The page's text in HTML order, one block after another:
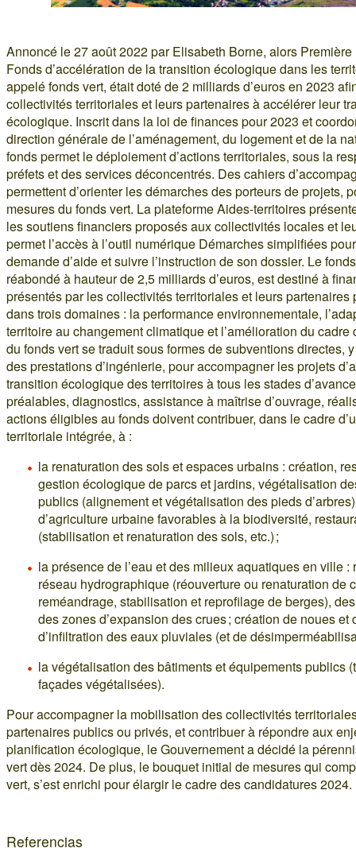
Annoncé le 27 août 2022 par Elisabeth Borne, alors
Fonds d’accélération de la transition écologique dans les
appelé fonds vert, était doté de 2 milliards d’euros en 2023
collectivités territoriales et leurs partenaires à accélérer leur
écologique. Inscrit dans la loi de finances pour 2023 et
direction générale de l’aménagement, du logement et de la
fonds permet le déploiement d’actions territoriales, sous la
préfets et des services déconcentrés. Des cahiers
permettent d’orienter les démarches des porteurs de projets,
mesures du fonds vert. La plateforme Aides-territoires
les soutiens financiers proposés aux collectivités locales et
permet l’accès à l’outil numérique Démarches simplifiées
demande d’aide et suivre l’instruction de son dossier. Le
réabondé à hauteur de 2,5 milliards d’euros, est destiné à
présentés par les collectivités territoriales et leurs partenaires
dans trois domaines : la performance environnementale,
territoire au changement climatique et l’amélioration du cadre
du fonds vert se traduit sous formes de subventions directes,
des prestations d’ingénierie, pour accompagner les projets
transition écologique des territoires à tous les stades
préalables, diagnostics, assistance à maîtrise d’ouvrage,
actions éligibles au fonds doivent contribuer, dans le cadre
territoriale intégrée, à :
la renaturation des sols et espaces urbains : création,
gestion écologique de parcs et jardins, végétalisation
publics (alignement et végétalisation des pieds
d’agriculture urbaine favorables à la biodiversité,
(stabilisation et renaturation des sols, etc.) ;
la présence de l’eau et des milieux aquatiques en ville :
réseau hydrographique (réouverture ou renaturation de
reméandrage, stabilisation et reprofilage de berges),
des zones d’expansion des crues ; création de noues et
d’infiltration des eaux pluviales (et de
la végétalisation des bâtiments et équipements publics
façades végétalisées).
Pour accompagner la mobilisation des collectivités
partenaires publics ou privés, et contribuer à répondre aux
planification écologique, le Gouvernement a décidé la
vert dès 2024. De plus, le bouquet initial de mesures qui
vert, s’est enrichi pour élargir le cadre des candidatures 2024.
Referencias